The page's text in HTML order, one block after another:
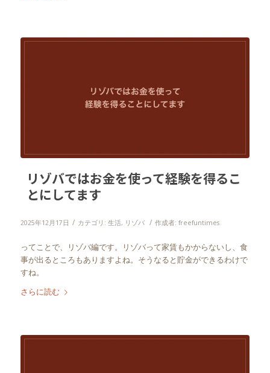
リゾバではお金を使って経験を得るこ
とにしてます
2025年12月17日 / カテゴリ: 生活, リゾバ / 作成者: freefuntimes
ってことで、リゾバ編です。リゾバって家賃もかからないし、食
事が出るところもありますよね。そうなると貯金ができるわけで
すね。
さらに読む